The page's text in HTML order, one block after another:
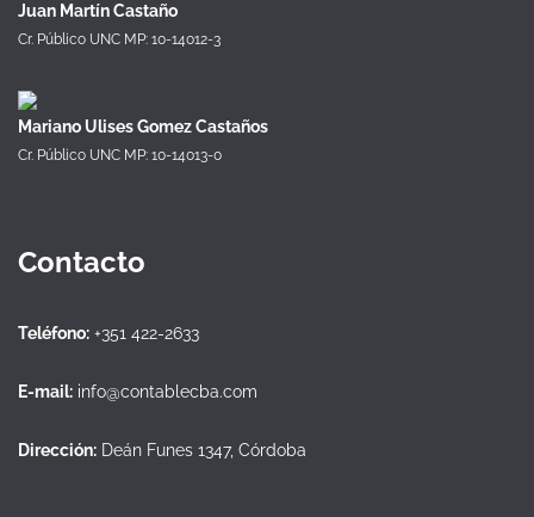
Juan Martín Castaño
Cr. Público UNC MP: 10-14012-3
Mariano Ulises Gomez Castaños
Cr. Público UNC MP: 10-14013-0
Contacto
Teléfono: +351 422-2633
E-mail: info@contablecba.com
Dirección: Deán Funes 1347, Córdoba